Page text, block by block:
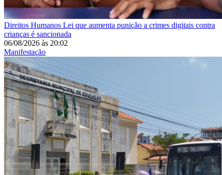
Direitos Humanos Lei que aumenta punição a crimes digitais contra
crianças é sancionada
06/08/2026 às 20:02
Manifestação